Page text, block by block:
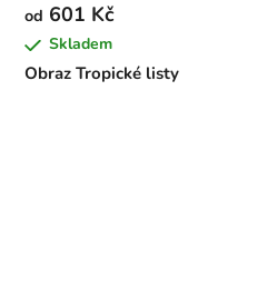
Obraz Tropické listy
od 601 Kč
Skladem